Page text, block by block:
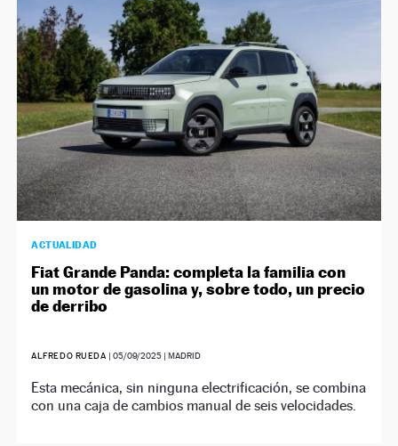
ACTUALIDAD
Fiat Grande Panda: completa la familia con
un motor de gasolina y, sobre todo, un precio
de derribo
ALFREDO RUEDA |05/09/2025 | MADRID
Esta mecánica, sin ninguna electrificación, se combina
con una caja de cambios manual de seis velocidades.